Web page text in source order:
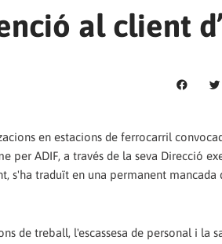
al client
en estacions de ferrocarril
ADIF, a través de la seva Direcció
s'ha traduït en una permanent
de treball, l'escassesa de personal i la